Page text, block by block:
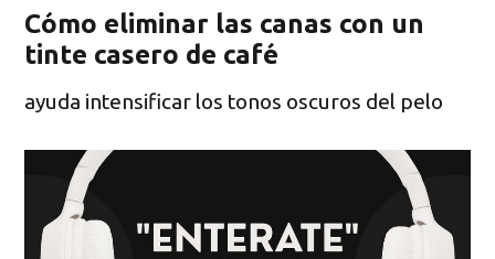
Cómo eliminar las canas con un
tinte casero de café
ayuda intensificar los tonos oscuros del pelo